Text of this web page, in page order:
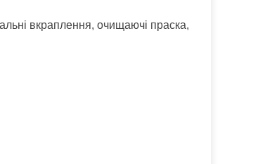
вкраплення, очищаючі праска,